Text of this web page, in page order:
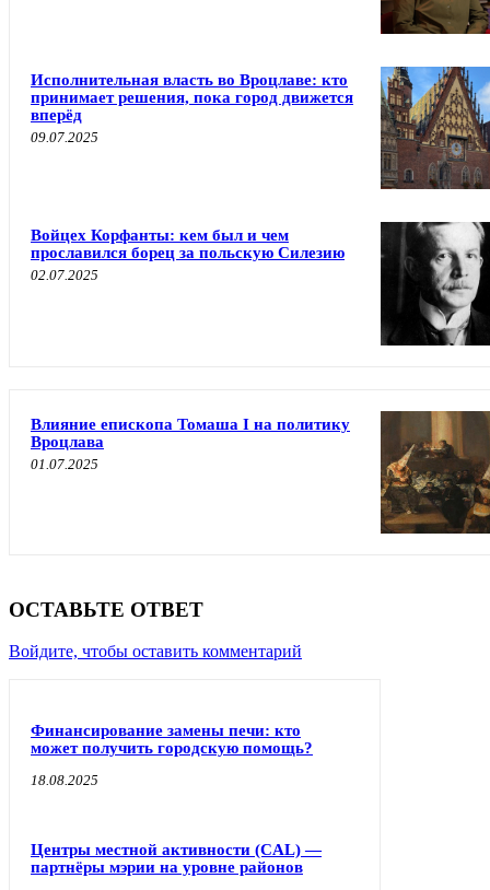
Исполнительная власть во Вроцлаве: кто
принимает решения, пока город движется
вперёд
09.07.2025
Войцех Корфанты: кем был и чем
прославился борец за польскую Силезию
02.07.2025
Влияние епископа Томаша I на политику
Вроцлава
01.07.2025
ОСТАВЬТЕ ОТВЕТ
Войдите, чтобы оставить комментарий
Финансирование замены печи: кто
может получить городскую помощь?
18.08.2025
Центры местной активности (CAL) —
партнёры мэрии на уровне районов